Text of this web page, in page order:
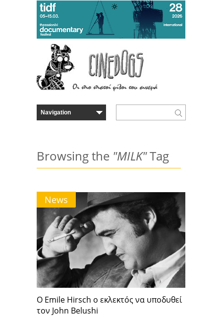
Browsing the "MILK"Tag
News
Ο Emile Hirsch ο εκλεκτός να υποδυθεί
τον John Belushi